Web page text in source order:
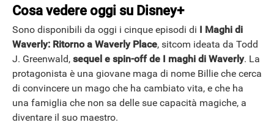
Cosa vedere oggi su Disney+
Sono disponibili da oggi i cinque episodi di I Maghi di
Waverly: Ritorno a Waverly Place, sitcom ideata da Todd
J. Greenwald, sequel e spin-off de I maghi di Waverly. La
protagonista è una giovane maga di nome Billie che cerca
di convincere un mago che ha cambiato vita, e che ha
una famiglia che non sa delle sue capacità magiche, a
diventare il suo maestro.